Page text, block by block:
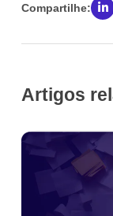
Compartilhe:
Artigos